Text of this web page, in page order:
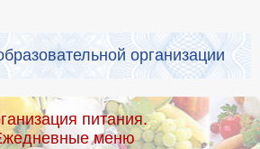
организации
питания.
меню